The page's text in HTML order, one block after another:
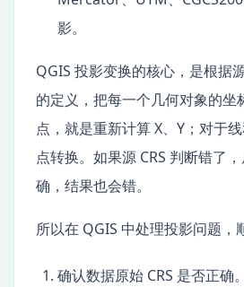
影。
QGIS 投影变换的核心，是根据
的定义，把每一个几何对象的坐
点，就是重新计算 X、Y；对于
点转换。如果源 CRS 判断错了
确，结果也会错。
所以在 QGIS 中处理投影问题，
确认数据原始 CRS 是否正确。